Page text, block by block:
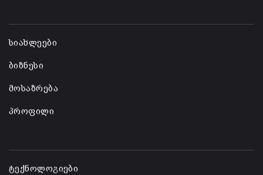
სიახლეები
ბიზნესი
მოსაზრება
პროფილი
ტექნოლოგიები